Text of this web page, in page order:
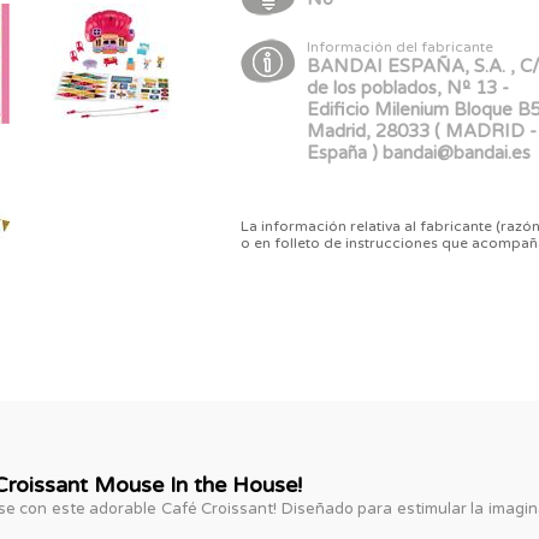
Información del fabricante
BANDAI ESPAÑA, S.A. ,
de los poblados, Nº 13 -
Edificio Milenium Bloque
Madrid, 28033 ( MADRID -
España ) bandai@bandai.es
La información relativa al fabricante
o en folleto de instrucciones que
Mouse In the House!
con este adorable Café Croissant! Diseñado para estimular la